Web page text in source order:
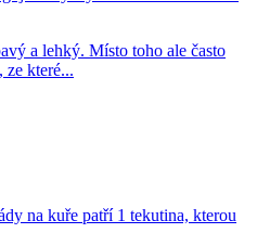
a lehký. Místo toho ale často
ze které...
na kuře patří 1 tekutina, kterou